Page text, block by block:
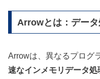
Arrowとは：デー
Arrowは、異なるプログ
速なインメモリデータ処